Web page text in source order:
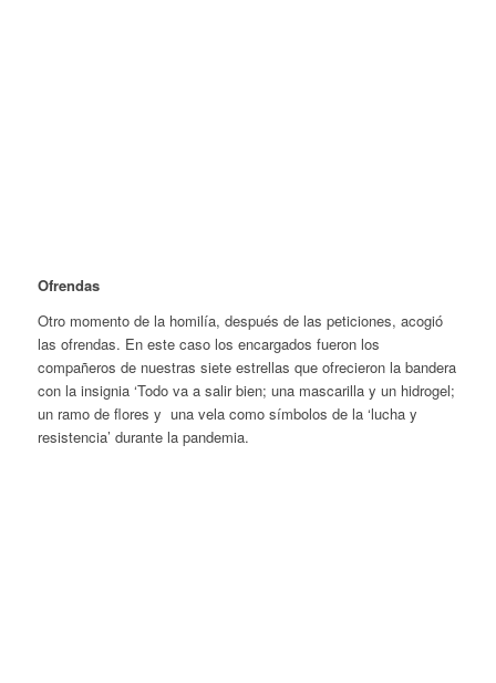
Ofrendas
Otro momento de la homilía, después de las peticiones, acogió
las ofrendas. En este caso los encargados fueron los
compañeros de nuestras siete estrellas que ofrecieron la bandera
con la insignia ‘Todo va a salir bien; una mascarilla y un hidrogel;
un ramo de flores y una vela como símbolos de la ‘lucha y
resistencia’ durante la pandemia.